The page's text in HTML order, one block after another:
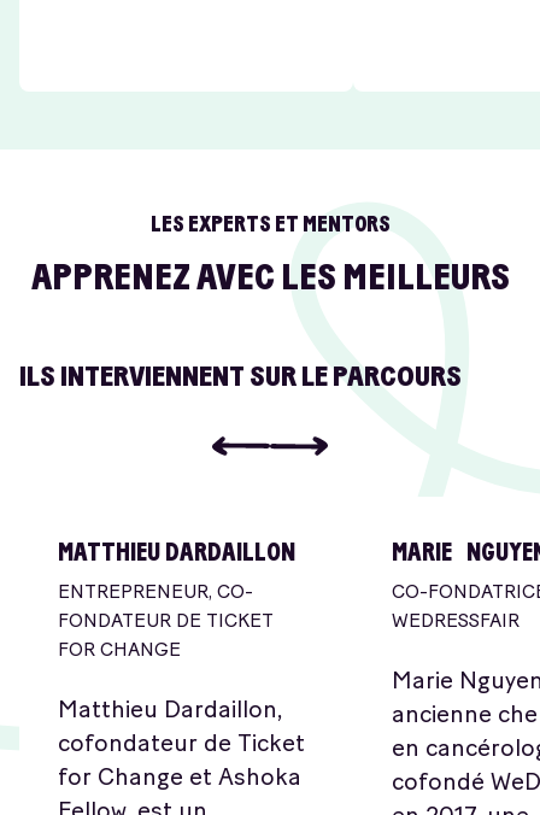
LES EXPERTS ET MENTORS
APPRENEZ AVEC LES MEILLEURS
ILS INTERVIENNENT SUR LE PARCOURS
MATTHIEU DARDAILLON
ENTREPRENEUR, CO-
FONDATEUR DE TICKET
FOR CHANGE
Matthieu Dardaillon,
cofondateur de Ticket
for Change et Ashoka
MARIE
CO-
WEDRESSFAIR
Marie
ancienne
en
cofondé